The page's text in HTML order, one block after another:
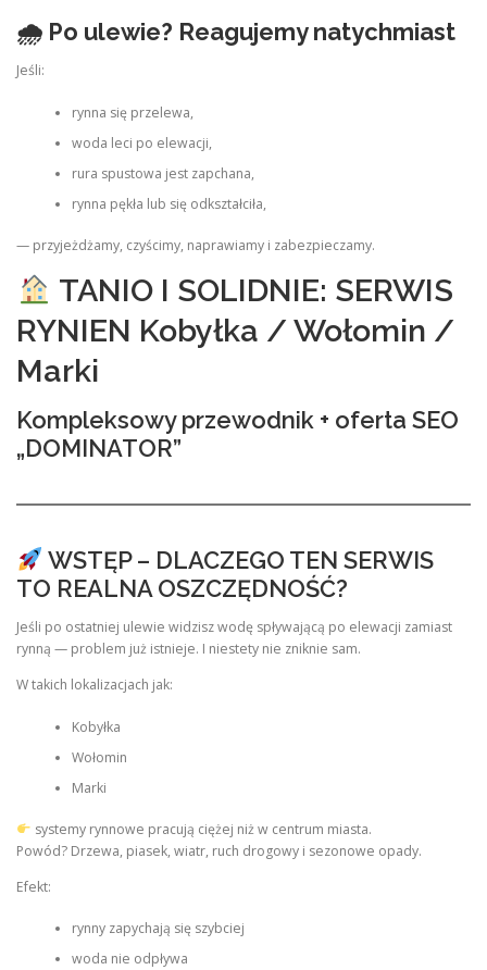
🌧 Po ulewie? Reagujemy natychmiast
Jeśli:
rynna się przelewa,
woda leci po elewacji,
rura spustowa jest zapchana,
rynna pękła lub się odkształciła,
— przyjeżdżamy, czyścimy, naprawiamy i zabezpieczamy.
TANIO I SOLIDNIE: SERWIS
RYNIEN Kobyłka / Wołomin /
Marki
Kompleksowy przewodnik + oferta SEO
„DOMINATOR”
WSTĘP – DLACZEGO TEN SERWIS
TO REALNA OSZCZĘDNOŚĆ?
Jeśli po ostatniej ulewie widzisz wodę spływającą po elewacji zamiast
rynną — problem już istnieje. I niestety nie zniknie sam.
W takich lokalizacjach jak:
Kobyłka
Wołomin
Marki
systemy rynnowe pracują ciężej niż w centrum miasta.
Powód? Drzewa, piasek, wiatr, ruch drogowy i sezonowe opady.
Efekt:
rynny zapychają się szybciej
woda nie odpływa